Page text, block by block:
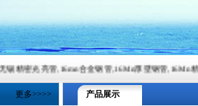
密光亮管,16mn合金钢管,16Mn厚壁钢管,16Mn
更多>>>> 产品展示